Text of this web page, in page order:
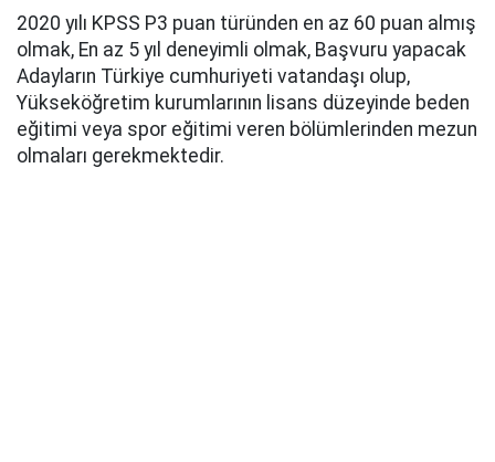
2020 yılı KPSS P3 puan türünden en az 60 puan almış
olmak, En az 5 yıl deneyimli olmak, Başvuru yapacak
Adayların Türkiye cumhuriyeti vatandaşı olup,
Yükseköğretim kurumlarının lisans düzeyinde beden
eğitimi veya spor eğitimi veren bölümlerinden mezun
olmaları gerekmektedir.